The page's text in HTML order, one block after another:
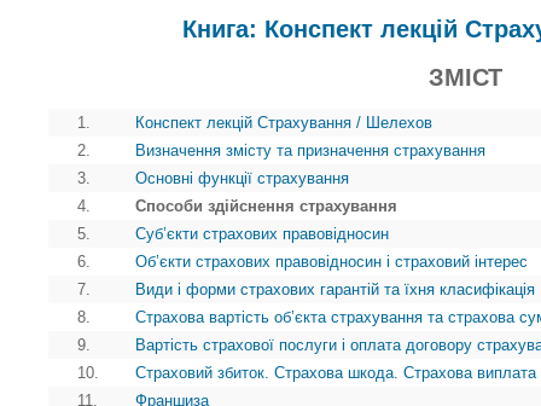
Книга: Конспект лекцій
ЗМІСТ
1.
Конспект лекцій Страхування / Шелехов
2.
Визначення змісту та призначення страхування
3.
Основні функції страхування
4.
Способи здійснення страхування
5.
Суб’єкти страхових правовідносин
6.
Об’єкти страхових правовідносин і страховий інтерес
7.
Види і форми страхових гарантій та їхня класифікація
8.
Страхова вартість об’єкта страхування та страхова
9.
Вартість страхової послуги і оплата договору
10.
Страховий збиток. Страхова шкода. Страхова виплата
11.
Франшиза